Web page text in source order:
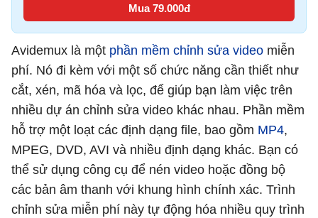
Mua 79.000đ
Avidemux là một phần mềm chỉnh sửa video miễn
phí. Nó đi kèm với một số chức năng cần thiết như
cắt, xén, mã hóa và lọc, để giúp bạn làm việc trên
nhiều dự án chỉnh sửa video khác nhau. Phần mềm
hỗ trợ một loạt các định dạng file, bao gồm MP4,
MPEG, DVD, AVI và nhiều định dạng khác. Bạn có
thể sử dụng công cụ để nén video hoặc đồng bộ
các bản âm thanh với khung hình chính xác. Trình
chỉnh sửa miễn phí này tự động hóa nhiều quy trình